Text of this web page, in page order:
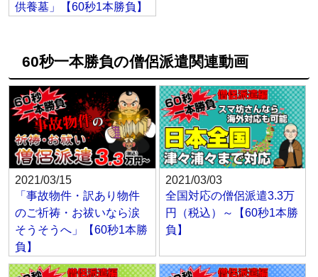
供養墓」【60秒1本勝負】
60秒一本勝負の僧侶派遣関連動画
2021/03/15
「事故物件・訳あり物件
のご祈祷・お祓いなら涙
そうそうへ」【60秒1本勝
負】
2021/03/03
全国対応の僧侶派遣3.3万
円（税込）～【60秒1本勝
負】